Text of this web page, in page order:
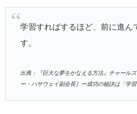
学習すればするほど、前に進ん
す。
出典：『巨大な夢をかなえる方法』チャール
ー・ハサウェイ副会長］ー成功の秘訣は「学